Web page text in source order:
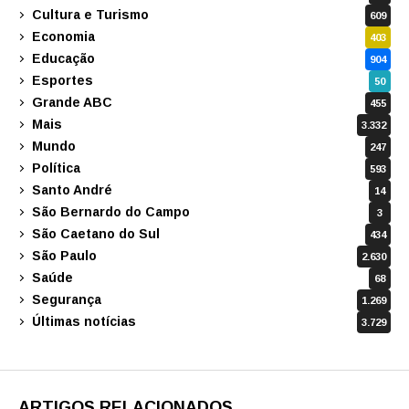
Cultura e Turismo
609
Economia 403
Educação 904
Esportes 50
Grande ABC 455
Mais 3.332
Mundo 247
Política 593
Santo André 14
São Bernardo do Campo 3
São Caetano do Sul 434
São Paulo 2.630
Saúde 68
Segurança 1.269
Últimas notícias 3.729